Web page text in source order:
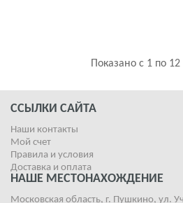
Показано с 1 по
ССЫЛКИ САЙТА
Наши контакты
Мой счет
Правила и условия
Доставка и оплата
НАШЕ МЕСТОНАХОЖДЕНИЕ
Московская область, г. Пушкино, ул.